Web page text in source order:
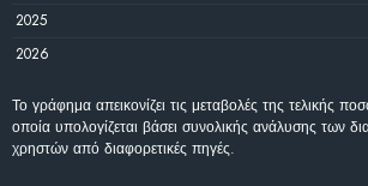
2025
2026
Το γράφημα απεικονίζει τις μεταβολές της τελικής
οποία υπολογίζεται βάσει συνολικής ανάλυσης των
χρηστών από διαφορετικές πηγές.